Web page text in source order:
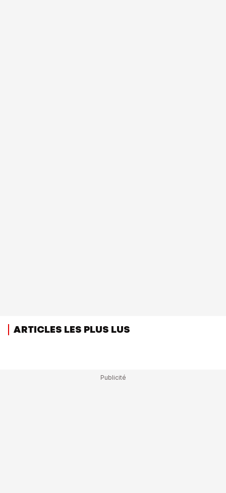
ARTICLES LES PLUS LUS